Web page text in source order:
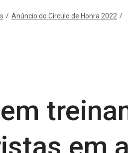
Imprensa”
Anúncio do Círculo de Honra 2022